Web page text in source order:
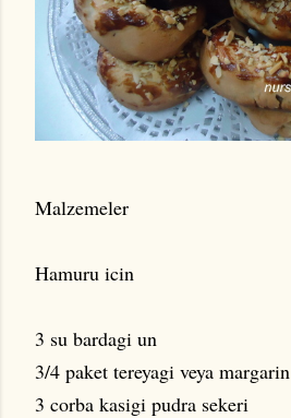
Malzemeler
Hamuru icin
3 su bardagi un
3/4 paket tereyagi veya margarin
3 corba kasigi pudra sekeri